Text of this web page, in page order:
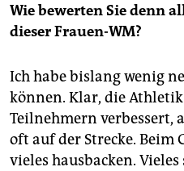
Wie bewerten Sie denn
dieser Frauen-WM?
Ich habe bislang wenig
können. Klar, die
Teilnehmern verbessert,
oft auf der Strecke. Beim
vieles hausbacken. Vieles